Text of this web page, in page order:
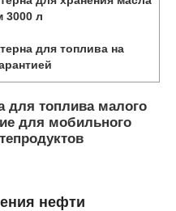
3000 л
для топлива на
для топлива малого
для мобильного
нефти